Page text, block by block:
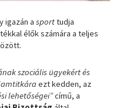
igazán asporttudja
élők számára a teljes
szociális ügyekért és
ezt kedden, az
lehetőségei”című, a